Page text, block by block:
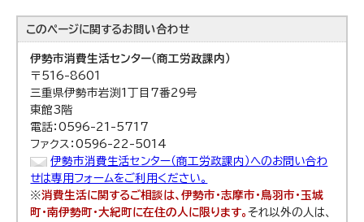
このページに関するお問い合わせ
伊勢市消費生活センター（商工労政課内）
〒516-8601
三重県伊勢市岩渕1丁目7番29号
東館3階
電話：0596-21-5717
ファクス：0596-22-5014
伊勢市消費生活センター（商工労政課内）へのお問い合わ
せは専用フォームをご利用ください。
※消費生活に関するご相談は、伊勢市・志摩市・鳥羽市・玉城
町・南伊勢町・大紀町に在住の人に限ります。それ以外の人は、